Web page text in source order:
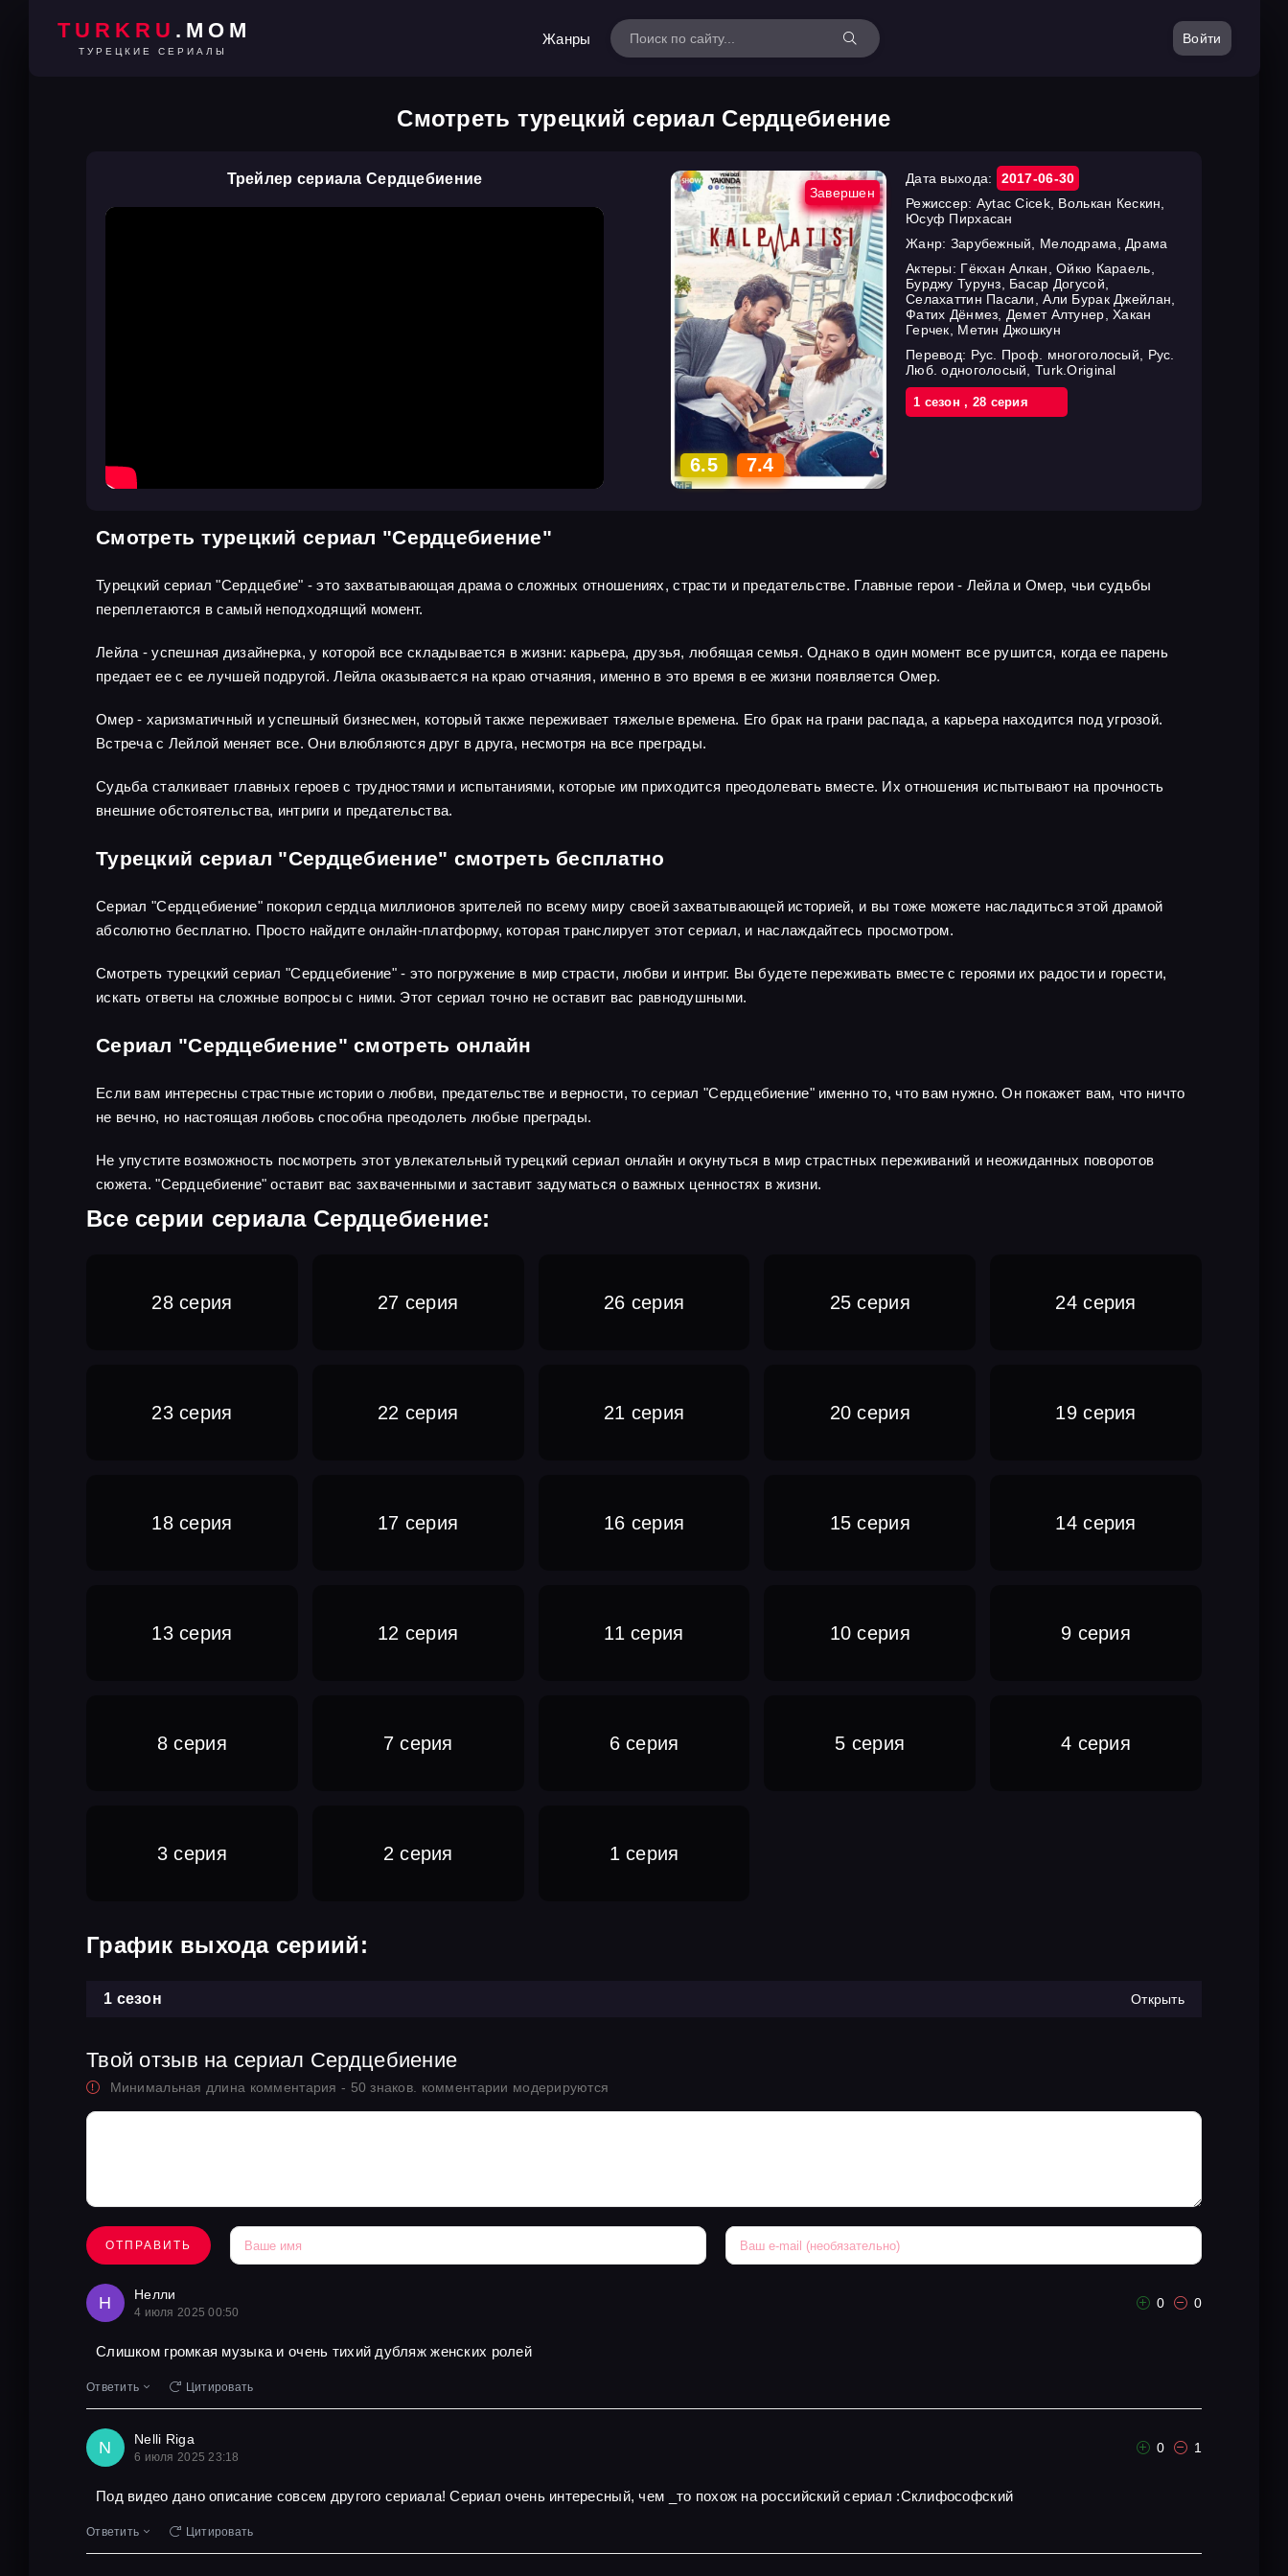
TURKRU .MOM
ТУРЕЦКИЕ СЕРИАЛЫ
Жанры Войти
Смотреть турецкий сериал Сердцебиение
Трейлер сериала Сердцебиение
Завершен
6.5 7.4
Дата выхода:
2017-06-30
Режиссер: Aytac Cicek, Волькан Кескин,
Юсуф Пирхасан
Жанр: Зарубежный, Мелодрама, Драма
Актеры: Гёкхан Алкан, Ойкю Караель,
Бурджу Турунз, Басар Догусой,
Селахаттин Пасали, Али Бурак Джейлан,
Фатих Дёнмез, Демет Алтунер, Хакан
Герчек, Метин Джошкун
Перевод: Рус. Проф. многоголосый, Рус.
Люб. одноголосый, Turk.Original
1 cезон, 28 cерия
Смотреть турецкий сериал "Сердцебиение"
Турецкий сериал "Сердцебие" - это захватывающая драма о сложных отношениях, страсти и предательстве. Главные герои - Лейла и Омер, чьи судьбы
переплетаются в самый неподходящий момент.
Лейла - успешная дизайнерка, у которой все складывается в жизни: карьера, друзья, любящая семья. Однако в один момент все рушится, когда ее парень
предает ее с ее лучшей подругой. Лейла оказывается на краю отчаяния, именно в это время в ее жизни появляется Омер.
Омер - харизматичный и успешный бизнесмен, который также переживает тяжелые времена. Его брак на грани распада, а карьера находится под угрозой.
Встреча с Лейлой меняет все. Они влюбляются друг в друга, несмотря на все преграды.
Судьба сталкивает главных героев с трудностями и испытаниями, которые им приходится преодолевать вместе. Их отношения испытывают на прочность
внешние обстоятельства, интриги и предательства.
Турецкий сериал "Сердцебиение" смотреть бесплатно
Сериал "Сердцебиение" покорил сердца миллионов зрителей по всему миру своей захватывающей историей, и вы тоже можете насладиться этой драмой
абсолютно бесплатно. Просто найдите онлайн-платформу, которая транслирует этот сериал, и наслаждайтесь просмотром.
Смотреть турецкий сериал "Сердцебиение" - это погружение в мир страсти, любви и интриг. Вы будете переживать вместе с героями их радости и горести,
искать ответы на сложные вопросы с ними. Этот сериал точно не оставит вас равнодушными.
Сериал "Сердцебиение" смотреть онлайн
Если вам интересны страстные истории о любви, предательстве и верности, то сериал "Сердцебиение" именно то, что вам нужно. Он покажет вам, что ничто
не вечно, но настоящая любовь способна преодолеть любые преграды.
Не упустите возможность посмотреть этот увлекательный турецкий сериал онлайн и окунуться в мир страстных переживаний и неожиданных поворотов
сюжета. "Сердцебиение" оставит вас захваченными и заставит задуматься о важных ценностях в жизни.
Все серии сериала Сердцебиение:
28 серия 27 серия 26 серия 25 серия 24 серия
23 серия 22 серия 21 серия 20 серия 19 серия
18 серия 17 серия 16 серия 15 серия 14 серия
13 серия 12 серия 11 серия 10 серия 9 серия
8 серия 7 серия 6 серия 5 серия 4 серия
3 серия 2 серия 1 серия
График выхода сериий:
1 сезон Открыть
Твой отзыв на сериал Сердцебиение
Минимальная длина комментария - 50 знаков. комментарии модерируются
ОТПРАВИТЬ
Н Нелли
4 июля 2025 00:50
0 0
Слишком громкая музыка и очень тихий дубляж женских ролей
Ответить Цитировать
N Nelli Riga
6 июля 2025 23:18
0 1
Под видео дано описание совсем другого сериала! Сериал очень интересный, чем _то похож на российский сериал :Склифософский
Ответить Цитировать